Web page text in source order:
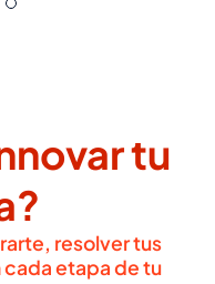
tu
resolver tus
etapa de tu